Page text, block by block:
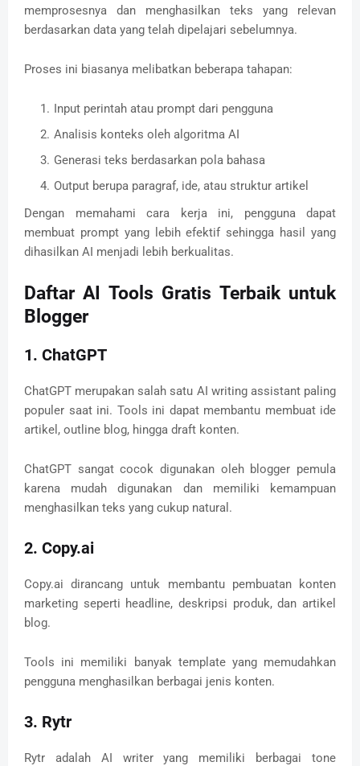
memprosesnya dan menghasilkan teks yang relevan
berdasarkan data yang telah dipelajari sebelumnya.
Proses ini biasanya melibatkan beberapa tahapan:
Input perintah atau prompt dari pengguna
Analisis konteks oleh algoritma AI
Generasi teks berdasarkan pola bahasa
Output berupa paragraf, ide, atau struktur artikel
Dengan memahami cara kerja ini, pengguna dapat
membuat prompt yang lebih efektif sehingga hasil yang
dihasilkan AI menjadi lebih berkualitas.
Daftar AI Tools Gratis Terbaik untuk
Blogger
1. ChatGPT
ChatGPT merupakan salah satu AI writing assistant paling
populer saat ini. Tools ini dapat membantu membuat ide
artikel, outline blog, hingga draft konten.
ChatGPT sangat cocok digunakan oleh blogger pemula
karena mudah digunakan dan memiliki kemampuan
menghasilkan teks yang cukup natural.
2. Copy.ai
Copy.ai dirancang untuk membantu pembuatan konten
marketing seperti headline, deskripsi produk, dan artikel
blog.
Tools ini memiliki banyak template yang memudahkan
pengguna menghasilkan berbagai jenis konten.
3. Rytr
Rytr adalah AI writer yang memiliki berbagai tone